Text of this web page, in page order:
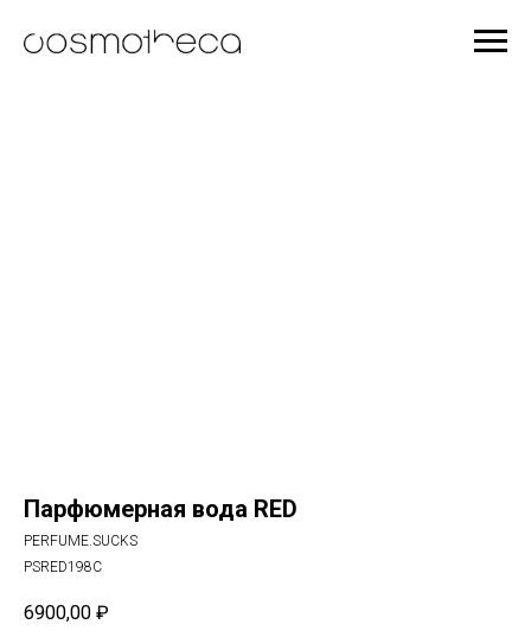
Парфюмерная вода RED
PERFUME.SUCKS
PSRED198C
6900,00 ₽